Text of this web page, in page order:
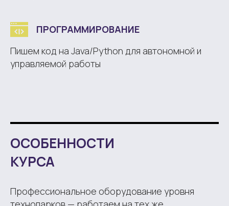
ПРОГРАММИРОВАНИЕ
Пишем код на Java/Python для автономной и
управляемой работы
ОСОБЕННОСТИ
КУРСА
Профессиональное оборудование уровня